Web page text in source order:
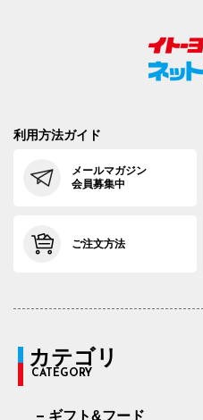
利用方法ガイド
メールマガジン
会員募集中
ご注文方法
カテゴリ
CATEGORY
ギフト&フード